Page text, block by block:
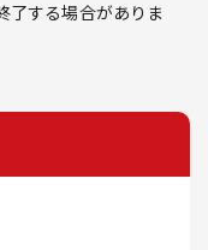
了する場合がありま